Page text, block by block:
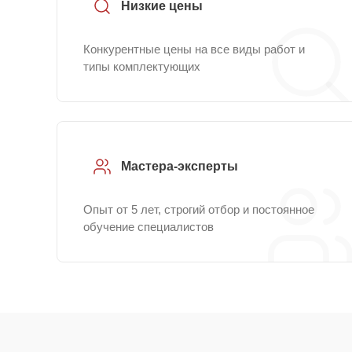
Низкие цены
Конкурентные цены на все виды работ и
типы комплектующих
Мастера-эксперты
Опыт от 5 лет, строгий отбор и постоянное
обучение специалистов